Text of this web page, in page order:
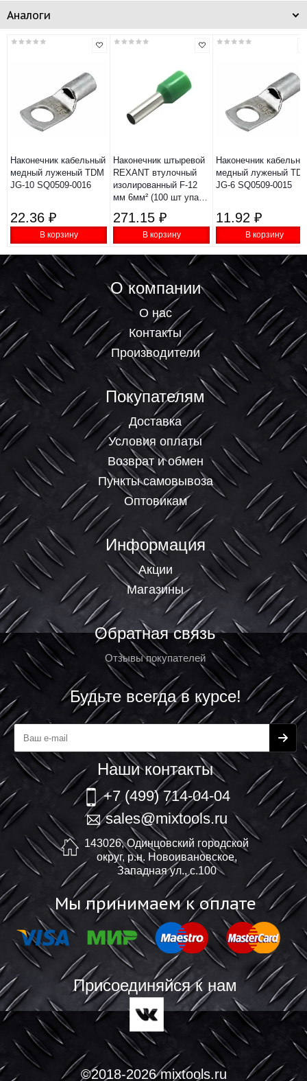
Аналоги
Наконечник кабельный
медный луженый TDM
JG-10 SQ0509-0016
22.36 ₽
В корзину
Наконечник штыревой
REXANT втулочный
изолированный F-12
мм 6мм² (100 шт упак)
271.15 ₽
В корзину
Наконечник
медный луженый
JG-6 SQ0509-0015
11.92 ₽
В корзину
О компании
О нас
Контакты
Производители
Покупателям
Доставка
Условия оплаты
Возврат и обмен
Пункты самовывоза
Оптовикам
Информация
Акции
Магазины
Обратная связь
Отзывы покупателей
Будьте всегда в курсе!
Наши контакты
+7 (499) 714-04-04
sales@mixtools.ru
143026, Одинцовский городской
округ, р.н. Новоивановское,
Западная ул., с.100
Мы принимаем к оплате
Присоединяйся к нам
©2018-2026 mixtools.ru